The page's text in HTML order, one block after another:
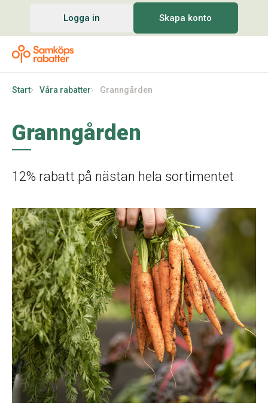
Logga in Skapa konto
Start Våra rabatter Granngården
Granngården
12% rabatt på nästan hela sortimentet